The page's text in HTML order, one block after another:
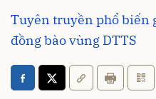
Tuyên truyền phổ biến
đồng bào vùng DTTS